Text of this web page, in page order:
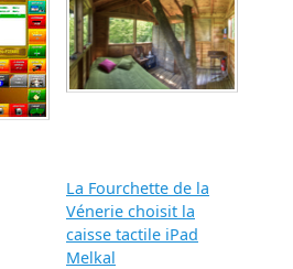
La Fourchette de la
Vénerie choisit la
caisse tactile iPad
Melkal